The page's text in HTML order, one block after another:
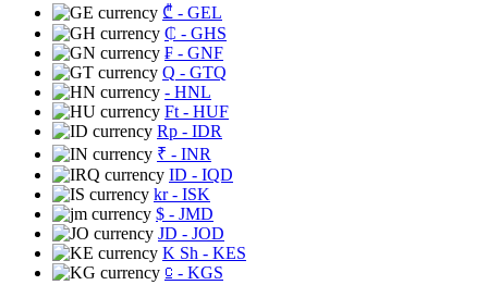
₾ - GEL
₵ - GHS
₣ - GNF
Q - GTQ
- HNL
Ft - HUF
Rp - IDR
₹ - INR
ID - IQD
kr- ISK
$ - JMD
JD - JOD
K Sh - KES
⃀ - KGS